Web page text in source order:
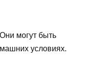
могут быть
условиях.